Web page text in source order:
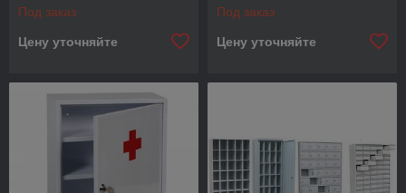
Под заказ
Цену уточняйте
Под заказ
Цену уточняйте